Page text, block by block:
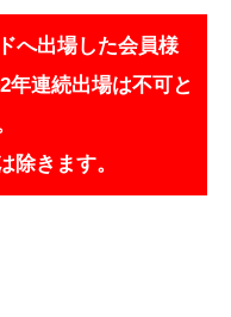
へ出場した会員様
年連続出場は不可と
除きます。